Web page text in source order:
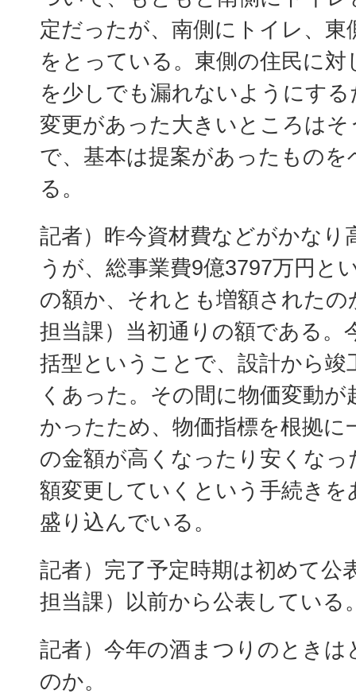
定だったが、南側にトイレ、東
をとっている。東側の住民に
を少しでも漏れないようにす
変更があった大きいところは
で、基本は提案があったもの
る。
記者）昨今資材費などがかなり
うが、総事業費9億3797万円と
の額か、それとも増額されたの
担当課）当初通りの額である。
括型ということで、設計から竣
くあった。その間に物価変動
かったため、物価指標を根拠に
の金額が高くなったり安くな
額変更していくという手続き
盛り込んでいる。
記者）完了予定時期は初めて公
担当課）以前から公表している
記者）今年の酒まつりのときは
のか。